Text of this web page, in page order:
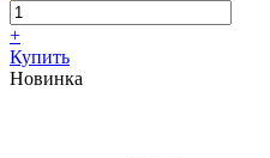
+
Купить
Новинка